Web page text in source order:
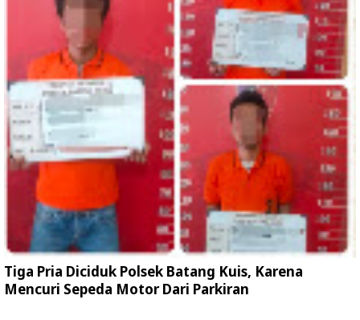
Tiga Pria Diciduk Polsek Batang Kuis, Karena
Mencuri Sepeda Motor Dari Parkiran